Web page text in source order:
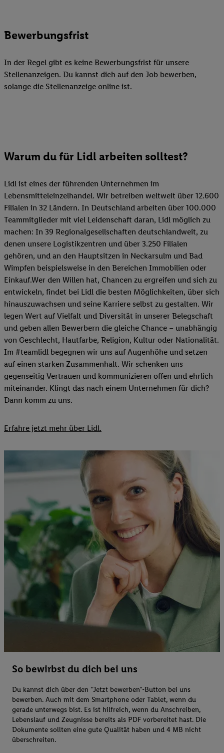
Bewerbungsfrist
In der Regel gibt es keine Bewerbungsfrist für unsere
Stellenanzeigen. Du kannst dich auf den Job bewerben,
solange die Stellenanzeige online ist.
Warum du für Lidl arbeiten solltest?
Lidl ist eines der führenden Unternehmen im
Lebensmitteleinzelhandel. Wir betreiben weltweit über 12.600
Filialen in 32 Ländern. In Deutschland arbeiten über 100.000
Teammitglieder mit viel Leidenschaft daran, Lidl möglich zu
machen: In 39 Regionalgesellschaften deutschlandweit, zu
denen unsere Logistikzentren und über 3.250 Filialen
gehören, und an den Hauptsitzen in Neckarsulm und Bad
Wimpfen beispielsweise in den Bereichen Immobilien oder
Einkauf.Wer den Willen hat, Chancen zu ergreifen und sich zu
entwickeln, findet bei Lidl die besten Möglichkeiten, über sich
hinauszuwachsen und seine Karriere selbst zu gestalten. Wir
legen Wert auf Vielfalt und Diversität in unserer Belegschaft
und geben allen Bewerbern die gleiche Chance – unabhängig
von Geschlecht, Hautfarbe, Religion, Kultur oder Nationalität.
Im #teamlidl begegnen wir uns auf Augenhöhe und setzen
auf einen starken Zusammenhalt. Wir schenken uns
gegenseitig Vertrauen und kommunizieren offen und ehrlich
miteinander. Klingt das nach einem Unternehmen für dich?
Dann komm zu uns.​
Erfahre jetzt mehr über Lidl.
So bewirbst du dich bei uns
Du kannst dich über den "Jetzt bewerben"-Button bei uns
bewerben. Auch mit dem Smartphone oder Tablet, wenn du
gerade unterwegs bist. Es ist hilfreich, wenn du Anschreiben,
Lebenslauf und Zeugnisse bereits als PDF vorbereitet hast. Die
Dokumente sollten eine gute Qualität haben und 4 MB nicht
überschreiten.